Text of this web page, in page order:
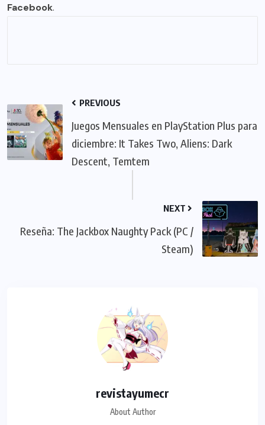
Facebook.
PREVIOUS
Juegos Mensuales en PlayStation Plus para
diciembre: It Takes Two, Aliens: Dark
Descent, Temtem
NEXT
Reseña: The Jackbox Naughty Pack (PC /
Steam)
revistayumecr
About Author